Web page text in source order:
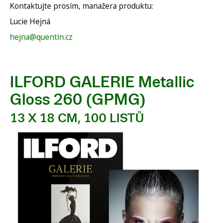
Kontaktujte prosím, manažera produktu:
Lucie Hejná
hejna@quentin.cz
ILFORD GALERIE Metallic
Gloss 260 (GPMG)
13 X 18 CM, 100 LISTŮ